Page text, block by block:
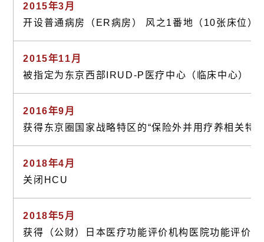
2015年3月
开设普通病房（ER病房） 风之1番地（10张床位）
2015年11月
被指定为东京西部IRUD-P医疗中心（临床中心）
2016年9月
获得东京圈国家战略特区的“保险外并用疗养相关特
2018年4月
关闭HCU
2018年5月
获得（公财）日本医疗功能评价机构医院功能评价认